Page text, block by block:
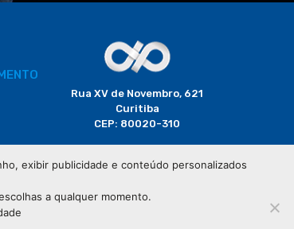
Rua XV de Novembro, 621
Curitiba
CEP: 80020-310
(41) 3320-2929
exibir publicidade e conteúdo personalizados
a qualquer momento.